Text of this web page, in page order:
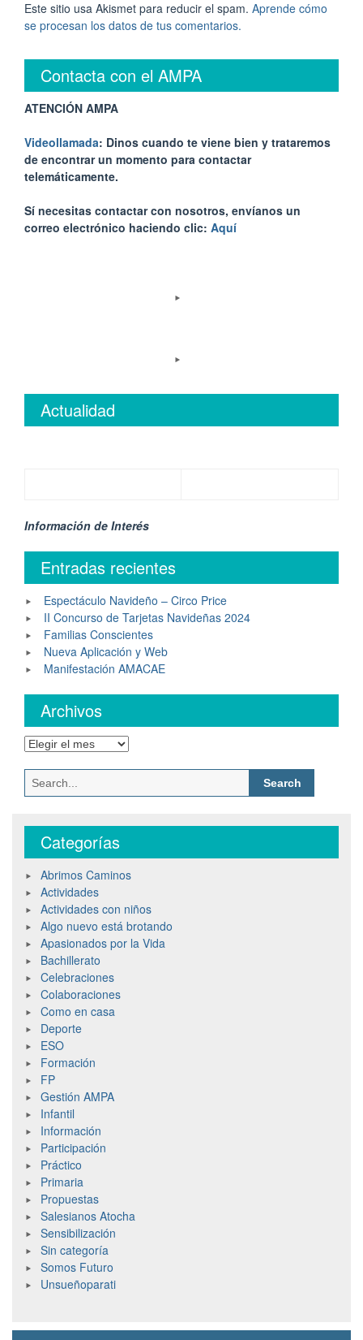
Este sitio usa Akismet para reducir el spam. Aprende cómo
se procesan los datos de tus comentarios.
Contacta con el AMPA
ATENCIÓN AMPA
Videollamada: Dinos cuando te viene bien y trataremos
de encontrar un momento para contactar
telemáticamente.
Sí necesitas contactar con nosotros, envíanos un
correo electrónico haciendo clic: Aquí
Actualidad
Información de Interés
Entradas recientes
Espectáculo Navideño – Circo Price
II Concurso de Tarjetas Navideñas 2024
Familias Conscientes
Nueva Aplicación y Web
Manifestación AMACAE
Archivos
Categorías
Abrimos Caminos
Actividades
Actividades con niños
Algo nuevo está brotando
Apasionados por la Vida
Bachillerato
Celebraciones
Colaboraciones
Como en casa
Deporte
ESO
Formación
FP
Gestión AMPA
Infantil
Información
Participación
Práctico
Primaria
Propuestas
Salesianos Atocha
Sensibilización
Sin categoría
Somos Futuro
Unsueñoparati